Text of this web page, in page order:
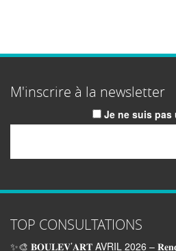
M'inscrire à la newsletter
Je ne suis pas
TOP CONSULTATIONS
✨🎨 𝐁𝐎𝐔𝐋𝐄𝐕’𝐀𝐑𝐓 AVRIL 2026 –